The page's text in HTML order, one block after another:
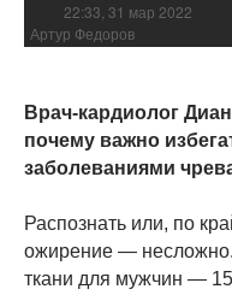
22:33, 31 мар 2022
Артур Федоров
Врач-кардиолог
почему важно
заболеваниями
Распознать или, по
ожирение —
ткани для мужчин —